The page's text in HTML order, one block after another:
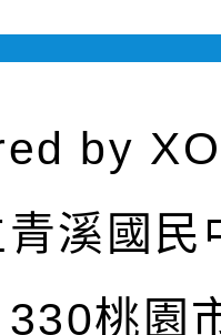
by
溪國民
330桃園